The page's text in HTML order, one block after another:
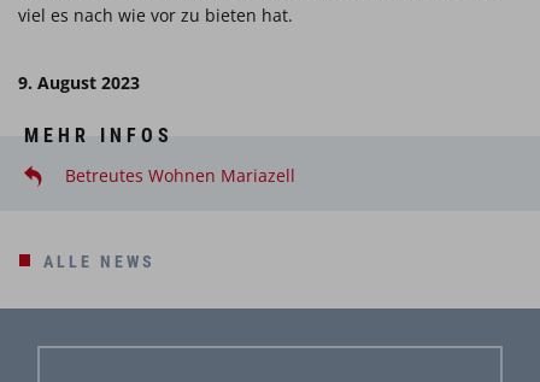
viel es nach wie vor zu bieten hat.
9. August 2023
MEHR INFOS
Betreutes Wohnen Mariazell
ALLE NEWS